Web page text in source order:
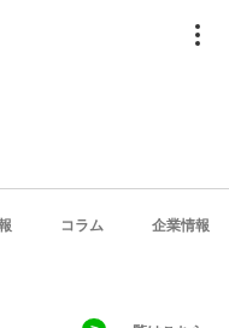
コラム 企業情報